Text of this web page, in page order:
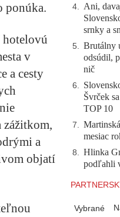
ponúka.
hotelovú
v
a cesty
zážitkom,
a
objatí
4. Ani,
srnky a
5. Brutálny
odsúdil,
nič
6.
Švrček
TOP 10
7.
mesiac
8. Hlinka
podľahli
Vybrané